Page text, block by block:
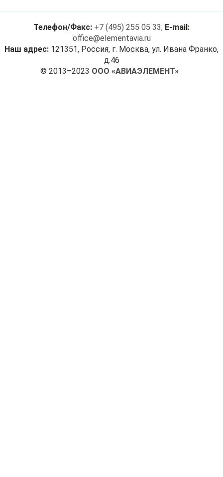
Телефон/Факс: +7 (495) 255 05 33; E-mail:
office@elementavia.ru
Наш адрес: 121351, Россия, г. Москва, ул. Ивана Франко,
д.46
© 2013–2023 ООО «АВИАЭЛЕМЕНТ»